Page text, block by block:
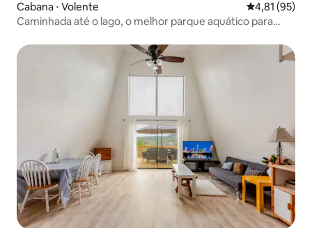
Cabana ⋅ Volente 4,81 de uma
4,81 (95)
Caminhada até o lago, o melhor parque aquático para